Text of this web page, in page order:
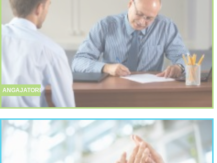
ANGAJATORI